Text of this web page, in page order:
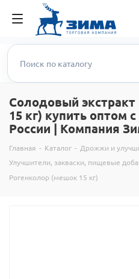
Солодовый
15 кг) купить оптом
России | Компания
Главная - Каталог - Дрожжи и
Улучшители, закваски, пищевые
Рогенколор (мешок 15 кг)